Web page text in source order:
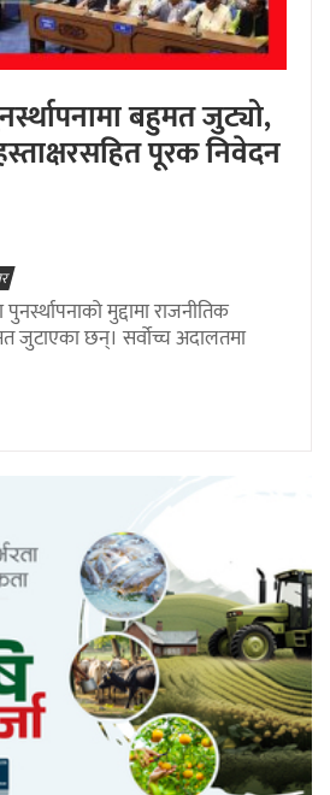
बहुमत जुट्यो,
पूरक निवेदन
मुद्दामा राजनीतिक
छन्। सर्वोच्च अदालतमा